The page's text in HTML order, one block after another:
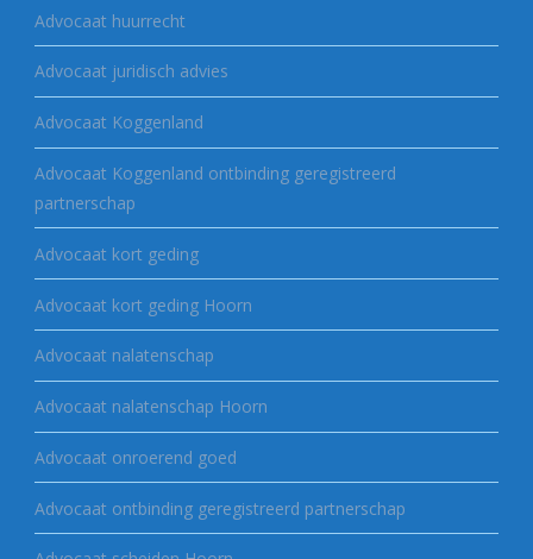
Advocaat huurrecht
Advocaat juridisch advies
Advocaat Koggenland
Advocaat Koggenland ontbinding geregistreerd
partnerschap
Advocaat kort geding
Advocaat kort geding Hoorn
Advocaat nalatenschap
Advocaat nalatenschap Hoorn
Advocaat onroerend goed
Advocaat ontbinding geregistreerd partnerschap